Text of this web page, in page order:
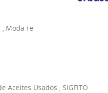
Moda re-
Aceites Usados
SIGFITO